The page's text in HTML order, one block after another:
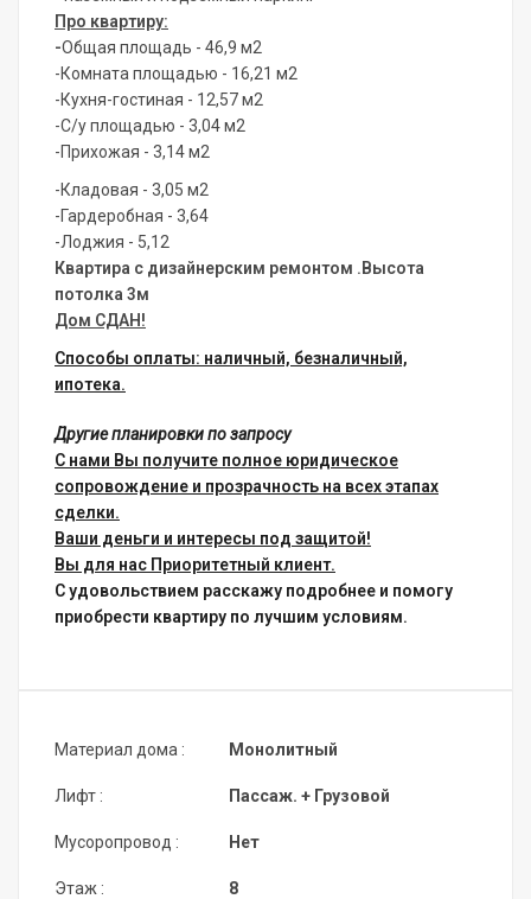
Про квартиру:
-Общая площадь - 46,9 м2
-Комната площадью - 16,21 м2
-Кухня-гостиная - 12,57 м2
-С/у площадью - 3,04 м2
-Прихожая - 3,14 м2
-Кладовая - 3,05 м2
-Гардеробная - 3,64
-Лоджия - 5,12
Квартира с дизайнерским ремонтом .Высота
потолка 3м
Дом СДАН!
Способы оплаты: наличный, безналичный,
ипотека.
Другие планировки по запросу
С нами Вы получите полное юридическое
сопровождение и прозрачность на всех этапах
сделки.
Ваши деньги и интересы под защитой!
Вы для нас Приоритетный клиент.
С удовольствием расскажу подробнее и помогу
приобрести квартиру по лучшим условиям.
Материал дома :
Лифт :
Мусоропровод :
Этаж :
Монолитный
Пассаж. + Грузовой
Нет
8